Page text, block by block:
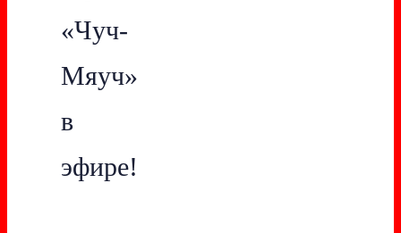
«Чуч-
Мяуч»
в
эфире!